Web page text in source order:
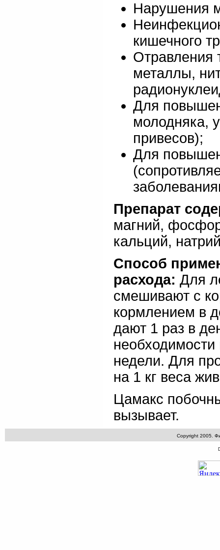
Нарушения
кишечного
Отравления
металлы,
Для
молодняка,
привесов);
Для
Препарат
магний,
кальций,
Способ
расхода: Для
смешивают с
кормлением в
дают 1 раз в
необходимости
недели. Для
на 1 кг веса
Цамакс
вызывает.
Copyright 2005.